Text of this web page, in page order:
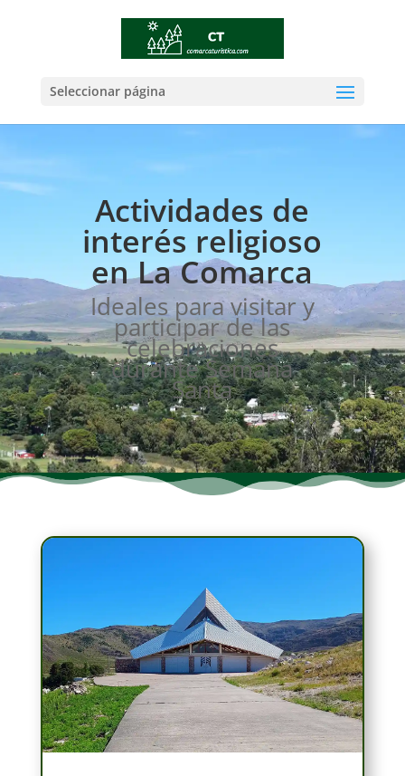
Seleccionar página
Actividades de
interés religioso
en La Comarca
Ideales para visitar y
participar de las
celebraciones
durante Semana
Santa